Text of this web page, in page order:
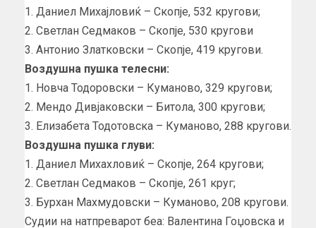
1. Даниел Михајловиќ – Скопје, 532 кругови;
2. Светлан Седмаков – Скопје, 530 кругови
3. Антонио Златковски – Скопје, 419 кругови.
Воздушна пушка телесни:
1. Новча Тодоровски – Куманово, 329 кругови;
2. Мендо Дивјаковски – Битола, 300 кругови;
3. Елизабета Тодотовска – Куманово, 288 кругови.
Воздушна пушка глуви:
1. Даниел Михахловиќ – Скопје, 264 кругови;
2. Светлан Седмаков – Скопје, 261 круг;
3. Бурхан Махмудовски – Куманово, 208 кругови.
Судии на натпреварот беа: Валентина Гоџовска и